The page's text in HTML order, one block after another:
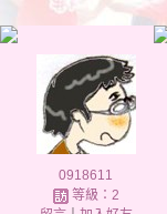
0918611
等級：2